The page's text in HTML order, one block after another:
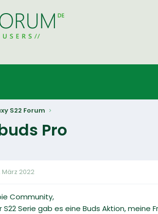
S22 Forum
Pro
März 2022
Community,
S22 Serie gab es eine Buds Aktion,